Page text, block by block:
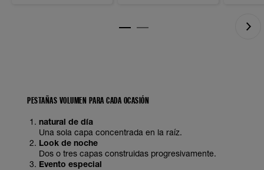
PESTAÑAS VOLUMEN PARA CADA OCASIÓN
natural de día
Una sola capa concentrada en la raíz.
Look de noche
Dos o tres capas construidas progresivamente.
Evento especial